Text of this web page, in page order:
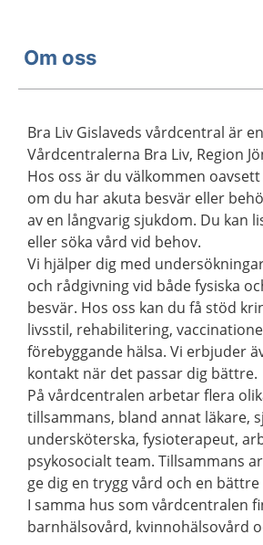
Om oss
Bra Liv Gislaveds vårdcentral är
Vårdcentralerna Bra Liv, Region
Hos oss är du välkommen
om du har akuta besvär eller
av en långvarig sjukdom. Du kan
eller söka vård vid behov.
Vi hjälper dig med
och rådgivning vid både fysiska
besvär. Hos oss kan du få stöd
livsstil, rehabilitering,
förebyggande hälsa. Vi erbjuder
kontakt när det passar dig bättre.
På vårdcentralen arbetar flera
tillsammans, bland annat läkare,
undersköterska, fysioterapeut,
psykosocialt team. Tillsammans
ge dig en trygg vård och en bättre
I samma hus som vårdcentralen
barnhälsovård, kvinnohälsovård